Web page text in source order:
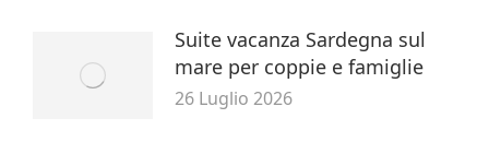
Suite vacanza Sardegna sul
mare per coppie e famiglie
26 Luglio 2026